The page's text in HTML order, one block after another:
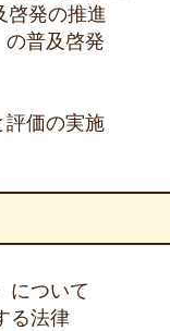
啓発の推進
の普及啓発
評価の実施
について
る法律